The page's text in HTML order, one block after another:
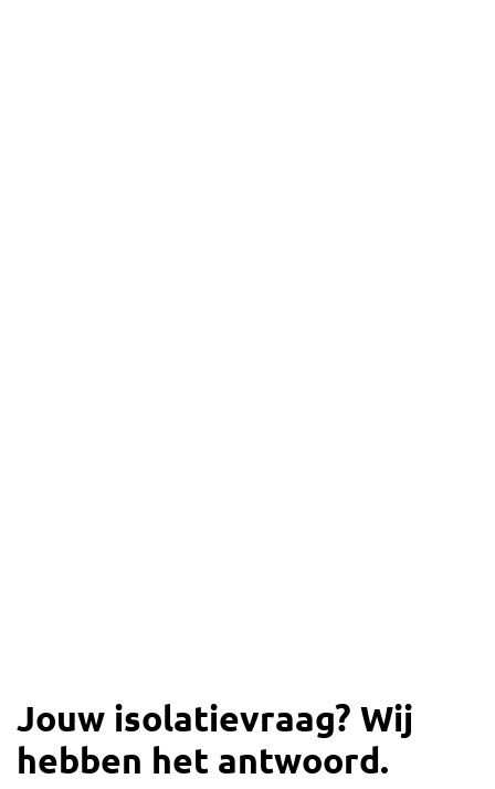
Jouw isolatievraag? Wij
hebben het antwoord.